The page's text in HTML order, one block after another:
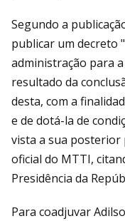
Segundo a
publicar um decreto
administração para
resultado da
desta, com a
e de dotá-la de
vista a sua posterior
oficial do MTTI,
Presidência da
Para coadjuvar